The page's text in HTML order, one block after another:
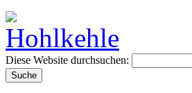
Diese Website durchsuchen: